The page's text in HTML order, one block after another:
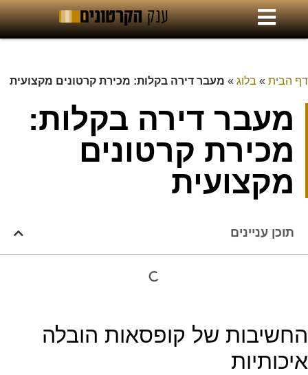
דף הבית » בלוג » מעבר דירה בקלות: מכירת קרטונים מקצועית
מעבר דירה בקלות:
מכירת קרטונים
מקצועית
תוכן עניינים
החשיבות של קופסאות הובלה
איכותיות